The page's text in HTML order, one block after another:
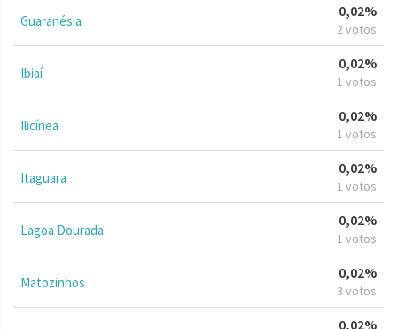
Guaranésia
0,02%
2 votos
Ibiaí
0,02%
1 votos
Ilicínea
0,02%
1 votos
Itaguara
0,02%
1 votos
Lagoa Dourada
0,02%
1 votos
Matozinhos
0,02%
3 votos
0,02%